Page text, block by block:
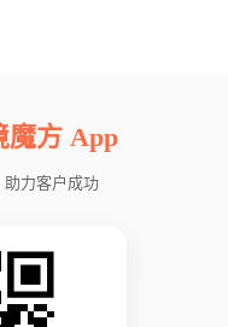
魔方 App
助力客户成功